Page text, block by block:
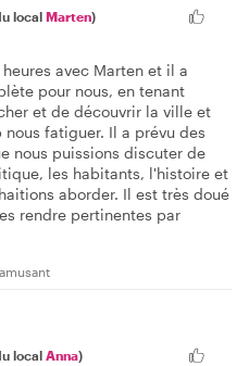
local Marten)
avec Marten et il a
pour nous, en tenant
et de découvrir la ville et
fatiguer. Il a prévu des
nous puissions discuter de
les habitants, l'histoire et
aborder. Il est très doué
rendre pertinentes par
local Anna)